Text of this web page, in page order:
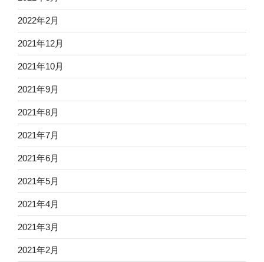
2022年2月
2021年12月
2021年10月
2021年9月
2021年8月
2021年7月
2021年6月
2021年5月
2021年4月
2021年3月
2021年2月